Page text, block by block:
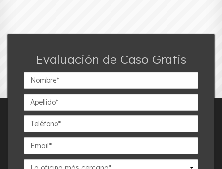
Evaluación de Caso Gratis
Nombre*
Apellido*
Teléfono*
Email*
La